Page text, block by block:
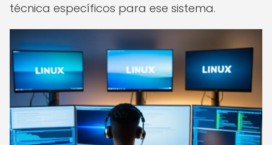
técnica específicos para ese sistema.